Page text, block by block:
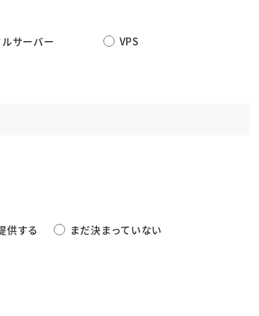
ルサーバー VPS
供する まだ決まっていない